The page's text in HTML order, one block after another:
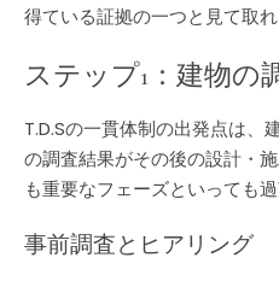
得ている証拠の一つと見て取れ
ステップ1：建物の
T.D.Sの一貫体制の出発点は、
の調査結果がその後の設計・
も重要なフェーズといっても
事前調査とヒアリング